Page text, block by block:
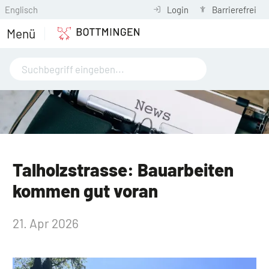
Englisch Login Barrierefrei
Menü
Talholzstrasse: Bauarbeiten
kommen gut voran
21. Apr 2026